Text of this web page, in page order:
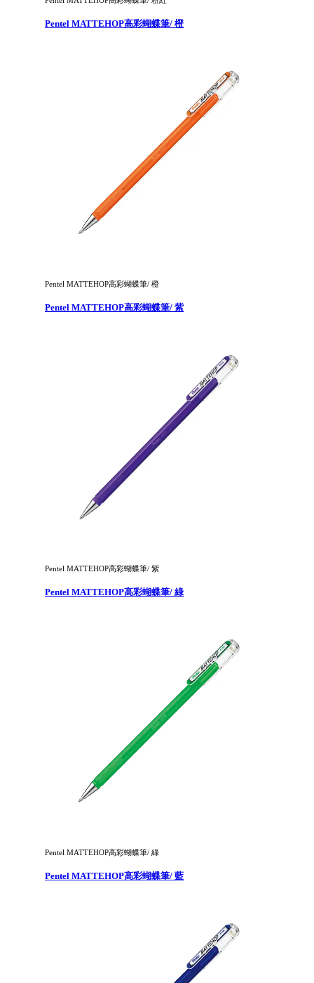
Pentel MATTEHOP高彩蝴蝶筆/ 橙
Pentel MATTEHOP高彩蝴蝶筆/ 橙
Pentel MATTEHOP高彩蝴蝶筆/ 紫
Pentel MATTEHOP高彩蝴蝶筆/ 紫
Pentel MATTEHOP高彩蝴蝶筆/ 綠
Pentel MATTEHOP高彩蝴蝶筆/ 綠
Pentel MATTEHOP高彩蝴蝶筆/ 藍